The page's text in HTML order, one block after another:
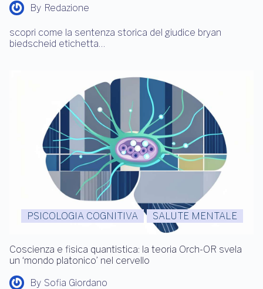
By Redazione
scopri come la sentenza storica del giudice bryan
biedscheid etichetta…
PSICOLOGIA COGNITIVA SALUTE MENTALE
Coscienza e fisica quantistica: la teoria Orch-OR svela
un ‘mondo platonico’ nel cervello
By Sofia Giordano